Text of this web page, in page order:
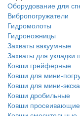
Оборудование для
Вибропогружатели
Гидромолоты
Гидроножницы
Захваты вакуумные
Захваты для укладки
Ковши грейферные
Ковши для мини-
Ковши для мини-
Ковши дробильные
Ковши просеивающие